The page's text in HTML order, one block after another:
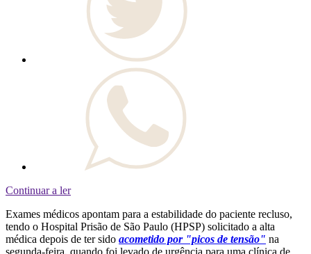
Continuar a ler
Exames médicos apontam para a estabilidade do paciente recluso,
tendo o Hospital Prisão de São Paulo (HPSP) solicitado a alta
médica depois de ter sido acometido por "picos de tensão" na
segunda-feira, quando foi levado de urgência para uma clínica de